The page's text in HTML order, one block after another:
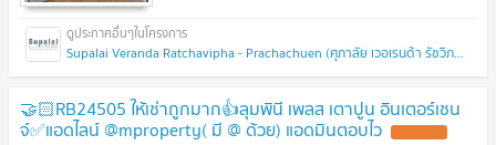
Supalai Veranda Ratchavipha - Prachachuen (ศุภาลัย เวอเรนด้า รัชวิภา - ประชาชื่น)
🤝🏻RB24505 ให้เช่าถูกมาก👍ลุมพินี เพลส เตาปูน อินเตอร์เชน
จ์✅แอดไลน์ @mproperty( มี @ ด้วย) แอดมินตอบไว